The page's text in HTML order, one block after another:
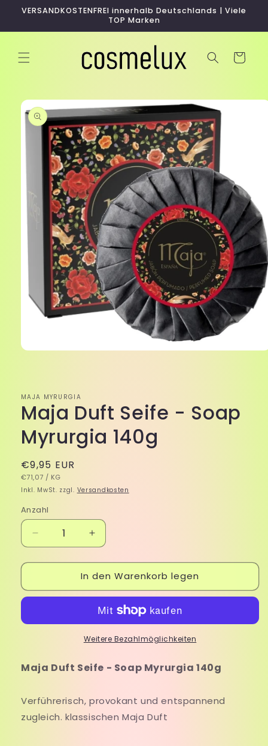
zum
VERSANDKOSTENFREI innerhalb Deutschlands | Viele
TOP Marken
Warenkorb
MAJA MYRURGIA
Maja Duft Seife - Soap
Myrurgia 140g
Normaler
Preis
€9,95 EUR
GRUNDPREIS
€71,07 / PRO
KG
Inkl. MwSt. zzgl. Versandkosten
Anzahl
Verringere
die
Menge
Maja
-
140g
Erhöhe
die
Menge
für
Maja
Seife
-
Soap
140g
In den Warenkorb legen
Weitere Bezahlmöglichkeiten
Maja Duft Seife - Soap Myrurgia 140g
Verführerisch, provokant und entspannend
zugleich. klassischen Maja Duft